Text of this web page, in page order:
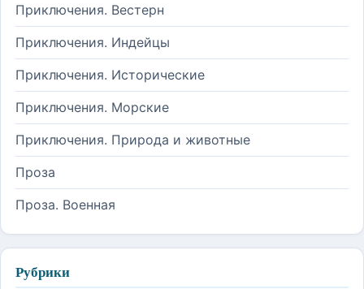
Приключения. Вестерн
Приключения. Индейцы
Приключения. Исторические
Приключения. Морские
Приключения. Природа и животные
Проза
Проза. Военная
Рубрики